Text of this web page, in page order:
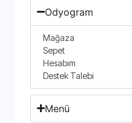
Odyogram
Mağaza
Sepet
Hesabım
Destek Talebi
Menü